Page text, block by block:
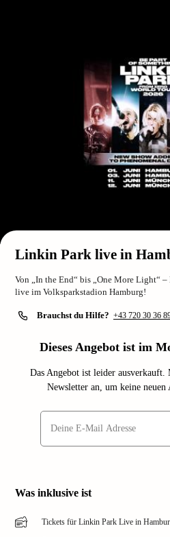
Linkin Park live in
Von „In the End“ bis „One More Light“
live im Volksparkstadion Hamburg!
Brauchst du Hilfe? +43 720 30 36
Dieses Angebot ist im
Das Angebot ist leider
Newsletter an, um keine neuen
Was inklusive ist
Tickets für Linkin Park Live in